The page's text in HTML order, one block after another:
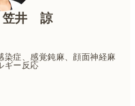
笠井 諒
染症、感覚鈍麻、顔面神経麻
ギー反応